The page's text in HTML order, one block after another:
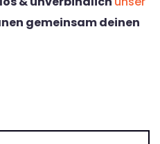
gemeinsam deinen